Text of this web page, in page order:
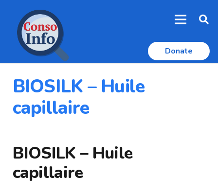
Donate
BIOSILK – Huile
capillaire
BIOSILK – Huile
capillaire